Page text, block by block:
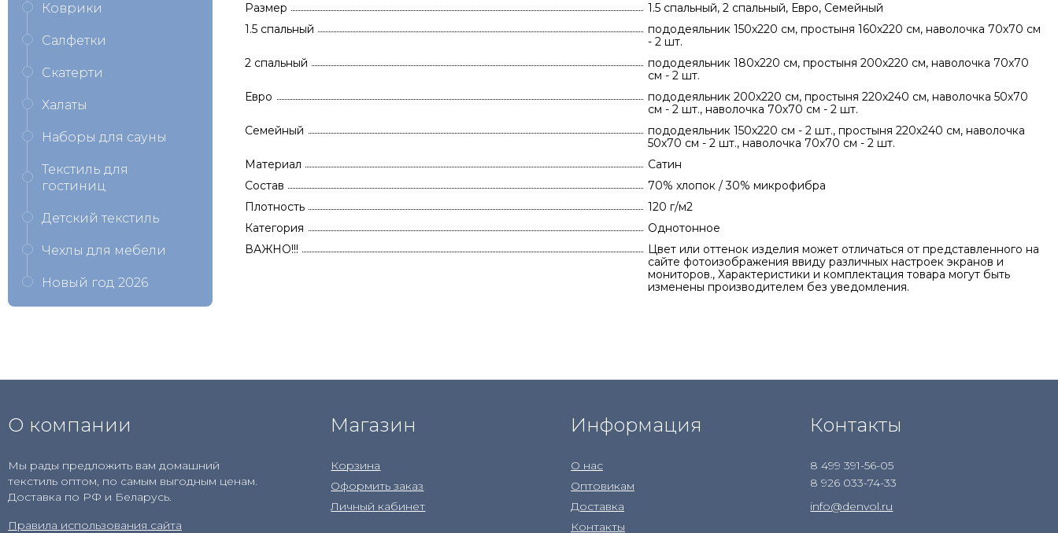
Размер
1.5 спальный, 2 спальный, Евро, Семейный
1.5 спальный
пододеяльник 150х220 см, простыня 160х220 см, наволочка 70х70 см
- 2 шт.
2 спальный
пододеяльник 180х220 см, простыня 200х220 см, наволочка 70х70
см - 2 шт.
Евро
пододеяльник 200х220 см, простыня 220х240 см, наволочка 50х70
см - 2 шт., наволочка 70х70 см - 2 шт.
Семейный
пододеяльник 150х220 см - 2 шт., простыня 220х240 см, наволочка
50х70 см - 2 шт., наволочка 70х70 см - 2 шт.
Материал
Сатин
Состав
70% хлопок / 30% микрофибра
Плотность
120 г/м2
Категория
Однотонное
ВАЖНО!!!
Цвет или оттенок изделия может отличаться от представленного на
сайте фотоизображения ввиду различных настроек экранов и
мониторов., Характеристики и комплектация товара могут быть
изменены производителем без уведомления.
Коврики
Салфетки
Скатерти
Халаты
Наборы для сауны
Текстиль для
гостиниц
Детский текстиль
Чехлы для мебели
Новый год 2026
О компании
Мы рады предложить вам домашний
текстиль оптом, по самым выгодным ценам.
Доставка по РФ и Беларусь.
Правила использования сайта
Магазин
Корзина
Оформить заказ
Личный кабинет
Информация
О нас
Оптовикам
Доставка
Контакты
Контакты
8 499 391-56-05
8 926 033-74-33
info@denvol.ru